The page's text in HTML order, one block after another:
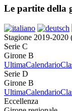
Le partite della
Stagione 2019-2020
Serie C
Girone B
UltimaCalendario
Serie D
Girone B
UltimaCalendario
Eccellenza